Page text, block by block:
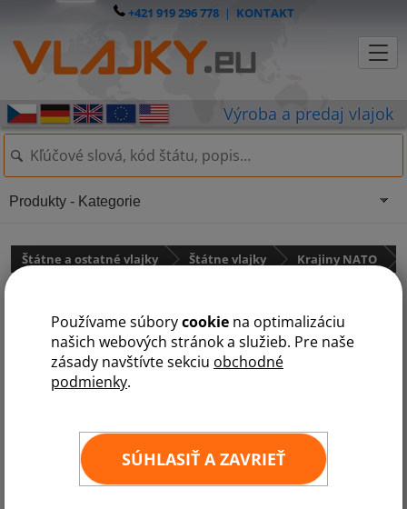
Používame súborycookie na optimalizáciu
našich webových stránok a služieb. Pre naše
zásady navštívte sekciu obchodné
podmienky.
SÚHLASIŤ A ZAVRIEŤ
+421 919 296 778| KONTAKT
Štátne a ostatné vlajky Štátne vlajky Krajiny NATO
Európa,Krajiny EÚ,Krajiny NATO
Produkty - Kategorie